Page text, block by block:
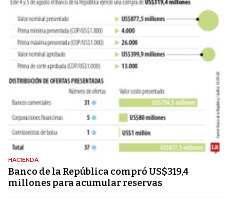
HACIENDA
Banco de la República compró US$319,4
millones para acumular reservas